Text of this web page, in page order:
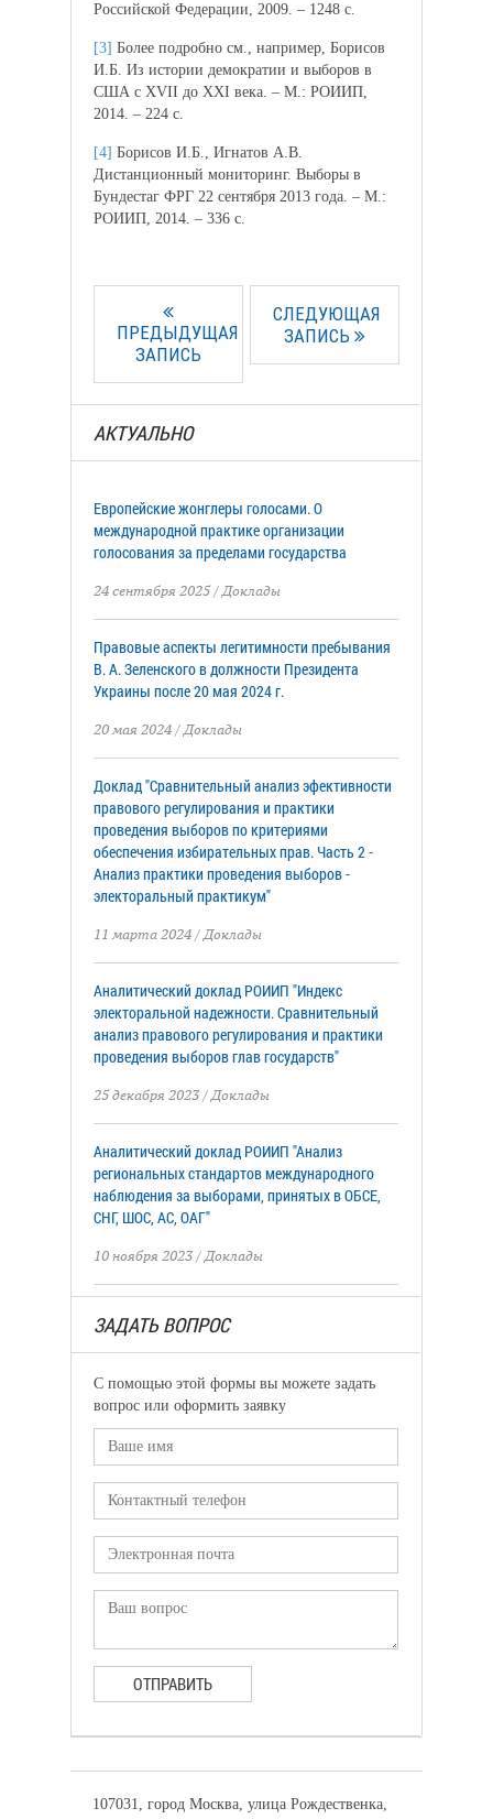
Российской Федерации, 2009. – 1248 с.
[3] Более подробно см., например, Борисов
И.Б. Из истории демократии и выборов в
США с XVII до XXI века. – М.: РОИИП,
2014. – 224 с.
[4] Борисов И.Б., Игнатов А.В.
Дистанционный мониторинг. Выборы в
Бундестаг ФРГ 22 сентября 2013 года. – М.:
РОИИП, 2014. – 336 с.
ПРЕДЫДУЩАЯ
ЗАПИСЬ
СЛЕДУЮЩАЯ
ЗАПИСЬ
АКТУАЛЬНО
Европейские жонглеры голосами. О
международной практике организации
голосования за пределами государства
24 сентября 2025/Доклады
Правовые аспекты легитимности пребывания
В. А. Зеленского в должности Президента
Украины после 20 мая 2024 г.
20 мая 2024 /Доклады
Доклад "Сравнительный анализ эфективности
правового регулирования и практики
проведения выборов по критериями
обеспечения избирательных прав. Часть 2 -
Анализ практики проведения выборов -
электоральный практикум"
11 марта 2024 /Доклады
Аналитический доклад РОИИП "Индекс
электоральной надежности. Сравнительный
анализ правового регулирования и практики
проведения выборов глав государств"
25 декабря 2023 /Доклады
Аналитический доклад РОИИП "Анализ
региональных стандартов международного
наблюдения за выборами, принятых в ОБСЕ,
СНГ, ШОС, АС, ОАГ"
10 ноября 2023 /Доклады
ЗАДАТЬ ВОПРОС
С помощью этой формы вы можете задать
вопрос или оформить заявку
ОТПРАВИТЬ
107031, город Москва, улица Рождественка,